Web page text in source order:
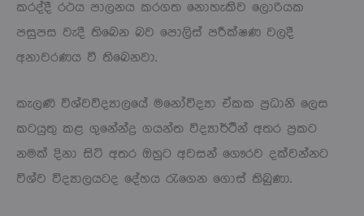
කරද්දී රථය පාලනය කරගත නොහැකිව ලොරියක
පසුපස වැදී තිබෙන බව පොලිස් පරීක්ෂණ වලදී
අනාවරණය වී තිබෙනවා.
කැලණි විශ්වවිද්‍යාලයේ මනෝවිද්‍යා ඒකක ප්‍රධානි ලෙස
කටයුතු කළ ගුනේන්ද්‍ර ගයන්ත විද්‍යාර්ථීන් අතර ප්‍රකට
නමක් දිනා සිටි අතර ඔහුට අවසන් ගෞරව දක්වන්නට
විශ්ව විද්‍යාලයටද දේහය රැගෙන ගොස් තිබුණා.